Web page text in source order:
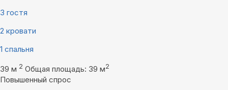
3 гостя
2 кровати
1 спальня
39 м 2 Общая площадь: 39 м2
Повышенный спрос